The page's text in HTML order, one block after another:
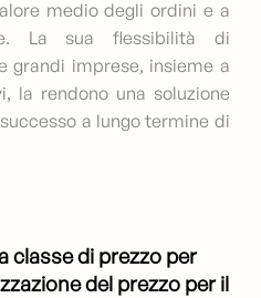
medio degli ordini e a
La sua flessibilità di
grandi imprese, insieme a
la rendono una soluzione
a lungo termine di
classe di prezzo per
del prezzo per il